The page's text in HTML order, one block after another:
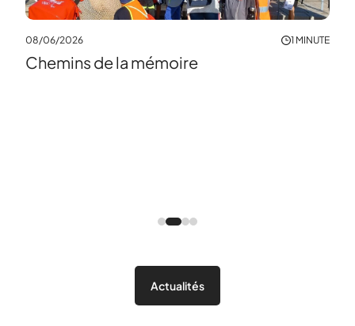
08/06/2026 1 MINUTE
Chemins de la mémoire
Actualités